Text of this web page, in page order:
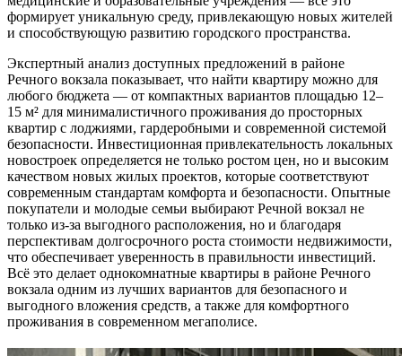
формирует уникальную среду, привлекающую новых жителей
и способствующую развитию городского пространства.
Экспертный анализ доступных предложений в районе
Речного вокзала показывает, что найти квартиру можно для
любого бюджета — от компактных вариантов площадью 12–
15 м² для минималистичного проживания до просторных
квартир с лоджиями, гардеробными и современной системой
безопасности. Инвестиционная привлекательность локальных
новостроек определяется не только ростом цен, но и высоким
качеством новых жилых проектов, которые соответствуют
современным стандартам комфорта и безопасности. Опытные
покупатели и молодые семьи выбирают Речной вокзал не
только из-за выгодного расположения, но и благодаря
перспективам долгосрочного роста стоимости недвижимости,
что обеспечивает уверенность в правильности инвестиций.
Всё это делает однокомнатные квартиры в районе Речного
вокзала одним из лучших вариантов для безопасного и
выгодного вложения средств, а также для комфортного
проживания в современном мегаполисе.